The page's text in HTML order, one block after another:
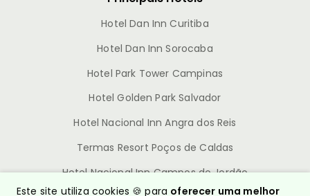
Hotel Dan Inn Curitiba
Hotel Dan Inn Sorocaba
Hotel Park Tower Campinas
Hotel Golden Park Salvador
Hotel Nacional Inn Angra dos Reis
Termas Resort Poços de Caldas
Hotel Nacional Inn Campos do Jordão
Este site utiliza cookies 🍪 para oferecer uma melhor